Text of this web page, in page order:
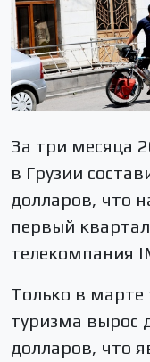
За три месяца
в Грузии
долларов, что
первый
телекомпания
Только в марте
туризма вырос
долларов, что